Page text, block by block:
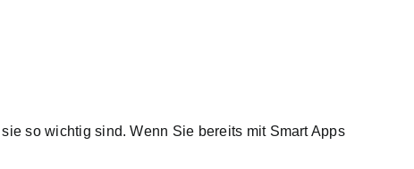
so wichtig sind. Wenn Sie bereits mit Smart Apps